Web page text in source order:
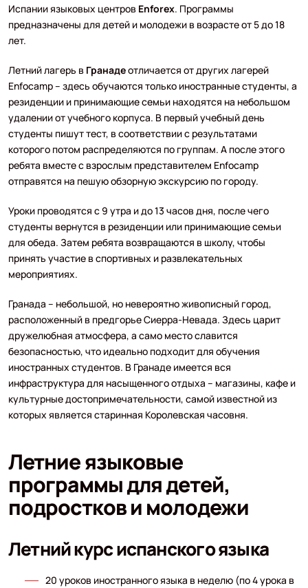
Испании языковых центров Enforex. Программы
предназначены для детей и молодежи в возрасте от 5 до 18
лет.
Летний лагерь в Гранадеотличается от других лагерей
Enfocamp – здесь обучаются только иностранные студенты, а
резиденции и принимающие семьи находятся на небольшом
удалении от учебного корпуса. В первый учебный день
студенты пишут тест, в соответствии с результатами
которого потом распределяются по группам. А после этого
ребята вместе с взрослым представителем Enfocamp
отправятся на пешую обзорную экскурсию по городу.
Уроки проводятся с 9 утра и до 13 часов дня, после чего
студенты вернутся в резиденции или принимающие семьи
для обеда. Затем ребята возвращаются в школу, чтобы
принять участие в спортивных и развлекательных
мероприятиях.
Гранада – небольшой, но невероятно живописный город,
расположенный в предгорье Сиерра-Невада. Здесь царит
дружелюбная атмосфера, а само место славится
безопасностью, что идеально подходит для обучения
иностранных студентов. В Гранаде имеется вся
инфраструктура для насыщенного отдыха – магазины, кафе и
культурные достопримечательности, самой известной из
которых является старинная Королевская часовня.
Летние языковые
программы для детей,
подростков и молодежи
Летний курс испанского языка
20 уроков иностранного языка в неделю (по 4 урока в